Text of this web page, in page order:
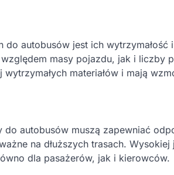
autobusów jest ich wytrzymałość
masy pojazdu, jak i liczby
materiałów i mają
autobusów muszą zapewniać
na dłuższych trasach.
dla pasażerów, jak i kierowców.